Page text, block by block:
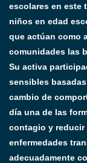
escolares en este
niños en edad
que actúan como
comunidades las
Su activa
sensibles
cambio de
día una de las
contagio y reducir
enfermedades
adecuadamente